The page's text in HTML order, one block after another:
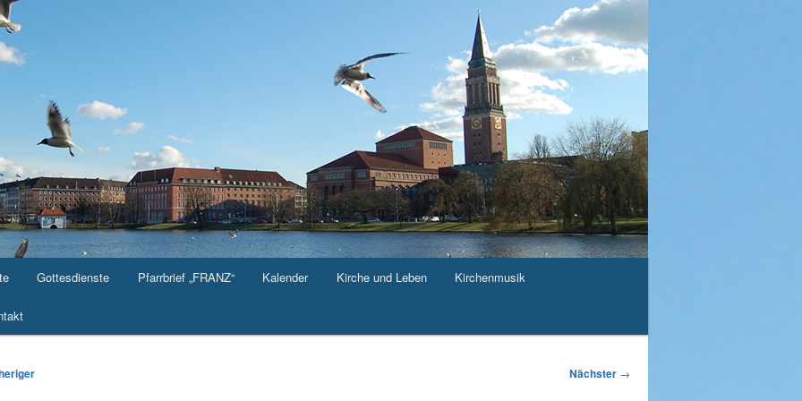
Gottesdienste Pfarrbrief „FRANZ“ Kalender Kirche und Leben Kirchenmusik
Nächster →